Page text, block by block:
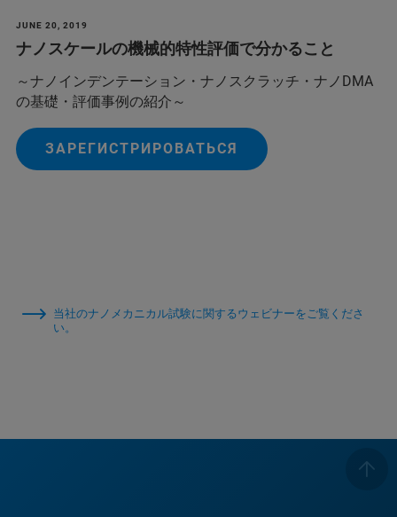
JUNE 20, 2019
ナノスケールの機械的特性評価で分かること
～ナノインデンテーション・ナノスクラッチ・ナノDMA
の基礎・評価事例の紹介～
ЗАРЕГИСТРИРОВАТЬСЯ
当社のナノメカニカル試験に関するウェビナーをご覧くださ
い。